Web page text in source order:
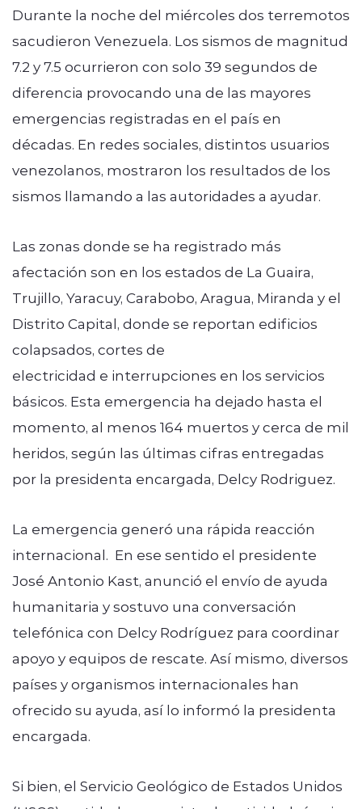
Durante la noche del miércoles dos terremotos
sacudieron Venezuela. Los sismos de magnitud
7.2 y 7.5 ocurrieron con solo 39 segundos de
diferencia provocando una de las mayores
emergencias registradas en el país en
décadas. En redes sociales, distintos usuarios
venezolanos, mostraron los resultados de los
sismos llamando a las autoridades a ayudar.
Las zonas donde se ha registrado más
afectación son en los estados de La Guaira,
Trujillo, Yaracuy, Carabobo, Aragua, Miranda y el
Distrito Capital, donde se reportan edificios
colapsados, cortes de
electricidad e interrupciones en los servicios
básicos. Esta emergencia ha dejado hasta el
momento, al menos 164 muertos y cerca de mil
heridos, según las últimas cifras entregadas
por la presidenta encargada, Delcy Rodriguez.
La emergencia generó una rápida reacción
internacional. En ese sentido el presidente
José Antonio Kast, anunció el envío de ayuda
humanitaria y sostuvo una conversación
telefónica con Delcy Rodríguez para coordinar
apoyo y equipos de rescate. Así mismo, diversos
países y organismos internacionales han
ofrecido su ayuda, así lo informó la presidenta
encargada.
Si bien, el Servicio Geológico de Estados Unidos